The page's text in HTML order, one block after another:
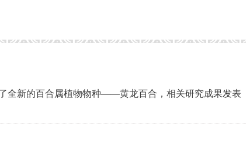
全新的百合属植物物种——黄龙百合，相关研究成果发表